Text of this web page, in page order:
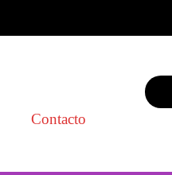
Contacto